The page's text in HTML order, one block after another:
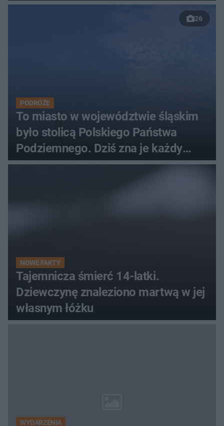
26
PODRÓŻE
To miasto w województwie śląskim
było stolicą Polskiego Państwa
Podziemnego. Dziś zna je każdy
pielgrzym
NOWE FAKTY
Tajemnicza śmierć 14-latki.
Dziewczynę znaleziono martwą w jej
własnym łóżku
WYDARZENIA